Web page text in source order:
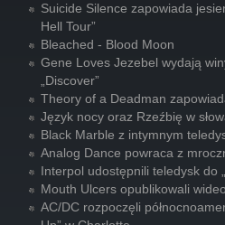
Suicide Silence zapowiada
Hell Tour”
Bleached - Blood Moon
Gene Loves Jezebel wydają
„Discover”
Theory of a Deadman
Język nocy oraz Rzeźbię w
Black Marble z intymnym
Analog Dance powraca z
Interpol udostępnili teledysk do
Mouth Ulcers opublikowali
AC/DC rozpoczęli